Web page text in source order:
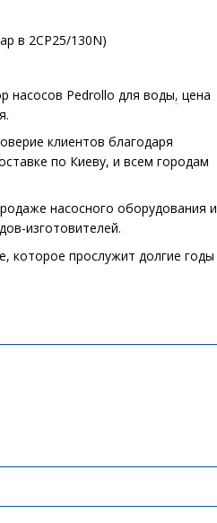
в 2CP25/130N)
насосов Pedrollo для воды, цена
клиентов благодаря
по Киеву, и всем городам
насосного оборудования и
изготовителей.
которое прослужит долгие годы